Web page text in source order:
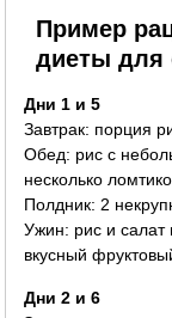
Пример
диеты для
Дни 1 и 5
Завтрак: порция
Обед: рис с
несколько
Полдник: 2
Ужин: рис и салат
вкусный
Дни 2 и 6